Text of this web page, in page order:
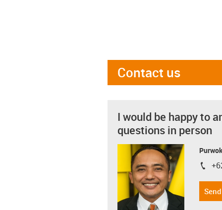
Contact us
I would be happy to
questions in person
igus-